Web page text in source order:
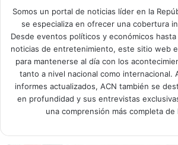
Somos un portal de noticias líder en la
se especializa en ofrecer una cobertura
Desde eventos políticos y económicos
noticias de entretenimiento, este sitio web
para mantenerse al día con los
tanto a nivel nacional como internacional.
informes actualizados, ACN también se
en profundidad y sus entrevistas
una comprensión más completa de